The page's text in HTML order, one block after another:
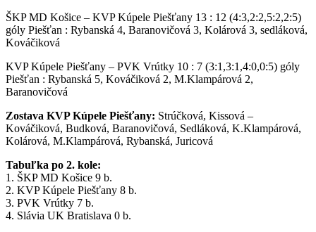
ŠKP MD Košice – KVP Kúpele Piešťany 13 : 12 (4:3,2:2,5:2,2:5)
góly Piešťan : Rybanská 4, Baranovičová 3, Kolárová 3, sedláková,
Kováčiková
KVP Kúpele Piešťany – PVK Vrútky 10 : 7 (3:1,3:1,4:0,0:5) góly
Piešťan : Rybanská 5, Kováčiková 2, M.Klampárová 2,
Baranovičová
Zostava KVP Kúpele Piešťany: Strúčková, Kissová –
Kováčiková, Budková, Baranovičová, Sedláková, K.Klampárová,
Kolárová, M.Klampárová, Rybanská, Juricová
Tabuľka po 2. kole:
1. ŠKP MD Košice 9 b.
2. KVP Kúpele Piešťany 8 b.
3. PVK Vrútky 7 b.
4. Slávia UK Bratislava 0 b.